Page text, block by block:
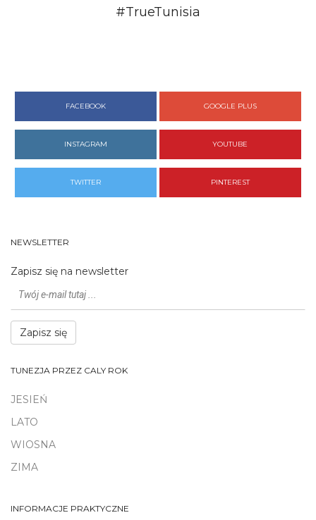
#TrueTunisia
FACEBOOK GOOGLE PLUS
INSTAGRAM YOUTUBE
TWITTER PINTEREST
NEWSLETTER
Zapisz się na newsletter
Zapisz się
TUNEZJA PRZEZ CALY ROK
JESIEŃ
LATO
WIOSNA
ZIMA
INFORMACJE PRAKTYCZNE